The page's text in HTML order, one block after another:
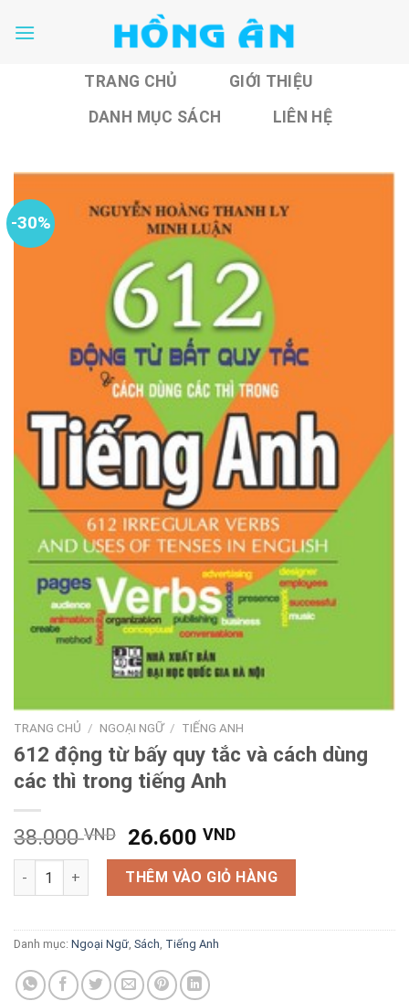
TRANG CHỦ
GIỚI THIỆU
DANH MỤC SÁCH
LIÊN HỆ
-30%
TRANG CHỦ / NGOẠI NGỮ / TIẾNG ANH
612 động từ bấy quy tắc và cách dùng
các thì trong tiếng Anh
38.000VND
Giá
gốc
là:
38.000 VND.
26.600VNDGiá
hiện
tại
là:
26.600 VND.
612 động từ bấy quy tắc và cách dùng các thì trong tiếng Anh
THÊM VÀO GIỎ HÀNG
Danh mục: Ngoại Ngữ Sách Tiếng Anh